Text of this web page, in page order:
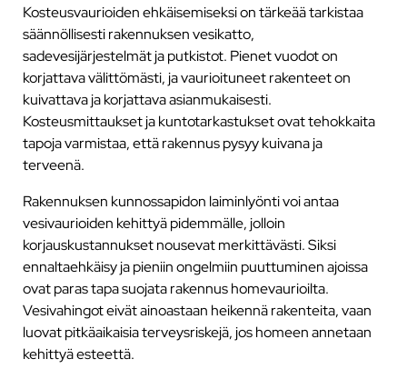
Kosteusvaurioiden ehkäisemiseksi on tärkeää tarkistaa
säännöllisesti rakennuksen vesikatto,
sadevesijärjestelmät ja putkistot. Pienet vuodot on
korjattava välittömästi, ja vaurioituneet rakenteet on
kuivattava ja korjattava asianmukaisesti.
Kosteusmittaukset ja kuntotarkastukset ovat tehokkaita
tapoja varmistaa, että rakennus pysyy kuivana ja
terveenä.
Rakennuksen kunnossapidon laiminlyönti voi antaa
vesivaurioiden kehittyä pidemmälle, jolloin
korjauskustannukset nousevat merkittävästi. Siksi
ennaltaehkäisy ja pieniin ongelmiin puuttuminen ajoissa
ovat paras tapa suojata rakennus homevaurioilta.
Vesivahingot eivät ainoastaan heikennä rakenteita, vaan
luovat pitkäaikaisia terveysriskejä, jos homeen annetaan
kehittyä esteettä.